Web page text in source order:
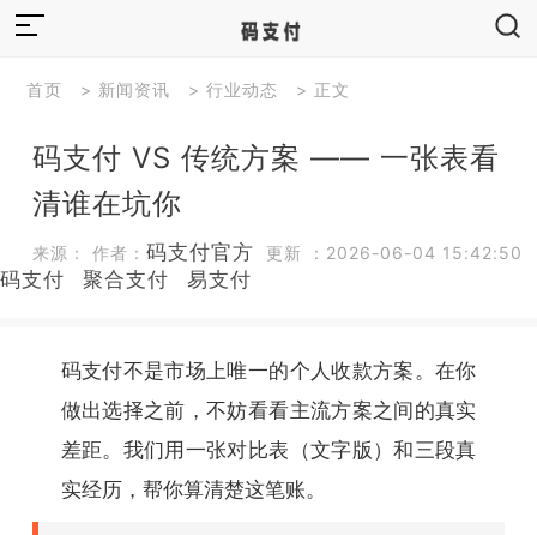
首页 > 新闻资讯 > 行业动态 > 正文
码支付 VS 传统方案 —— 一张表看
清谁在坑你
来源： 作者： 码支付官方 更新 ：2026-06-04 15:42:50
码支付 聚合支付 易支付
码支付不是市场上唯一的个人收款方案。在你
做出选择之前，不妨看看主流方案之间的真实
差距。我们用一张对比表（文字版）和三段真
实经历，帮你算清楚这笔账。